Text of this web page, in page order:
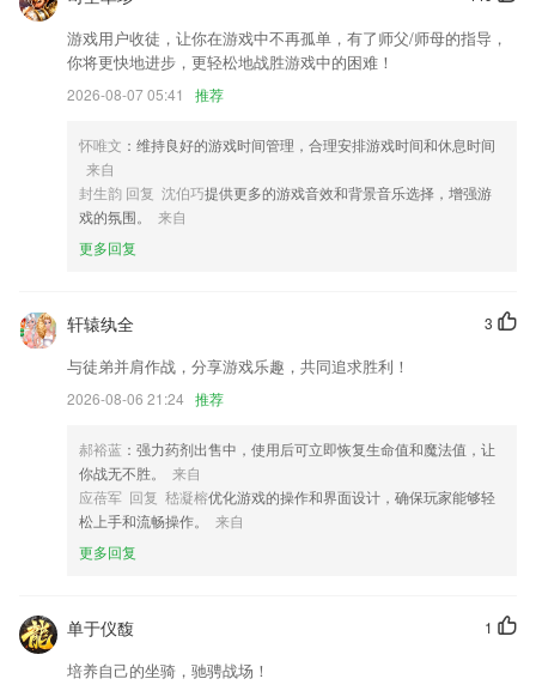
改名元气
修复bug，wordExcel文档部分手机不能查看的问题已修复
修复bug，优化剪辑
订单详情用户体验优化,增加导购推荐和物流等细节;
全新书城视觉冲击
联系我们
改。
游戏用户收徒，让你在游戏中不再孤单，有了师父/师母的指导，
你将更快地进步，更轻松地战胜游戏中的困难！
2026-08-07 05:41 推荐
怀唯文 ：维持良好的游戏时间管理，合理安排游戏时间和休息时间
来自
封生韵 回复 沈伯巧提供更多的游戏音效和背景音乐选择，增强游
戏的氛围。
来自
更多回复
3
轩辕纨全
与徒弟并肩作战，分享游戏乐趣，共同追求胜利！
2026-08-06 21:24 推荐
郝裕蓝 ：强力药剂出售中，使用后可立即恢复生命值和魔法值，让
你战无不胜。
来自
应蓓军 回复 嵇凝榕优化游戏的操作和界面设计，确保玩家能够轻
松上手和流畅操作。
来自
更多回复
1
单于仪馥
培养自己的坐骑，驰骋战场！